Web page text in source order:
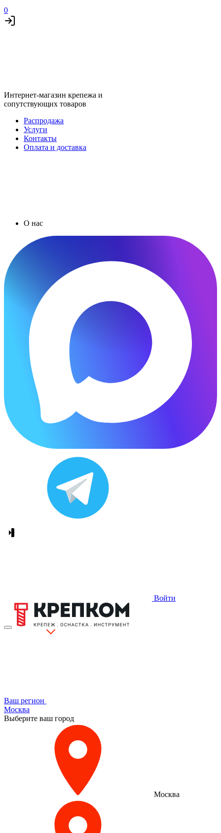
0
Интернет-магазин крепежа и
сопутствующих товаров
Распродажа
Услуги
Контакты
Оплата и доставка
О нас
Войти
Ваш регион
Москва
Выберите ваш город
Москва